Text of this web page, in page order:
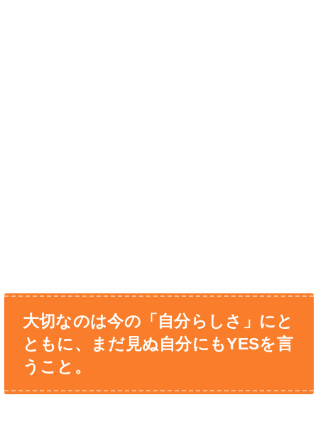
大切なのは今の「自分らしさ」にと
ともに、まだ見ぬ自分にもYESを言
うこと。